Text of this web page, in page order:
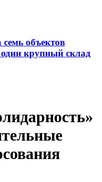
объектов
крупный склад